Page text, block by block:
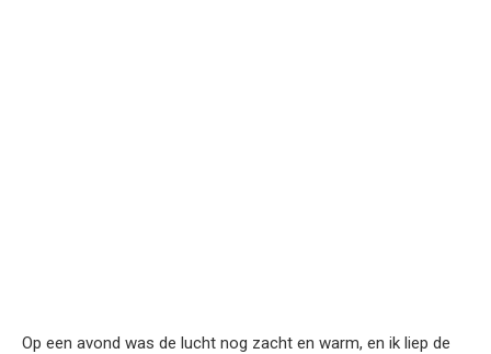
Op een avond was de lucht nog zacht en warm, en ik liep de